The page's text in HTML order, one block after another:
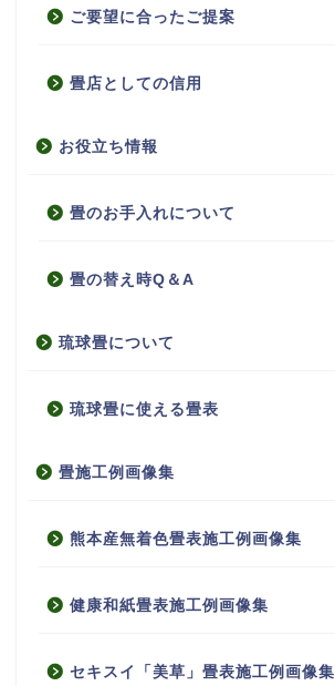
ご要望に合ったご提案
畳店としての信用
お役立ち情報
畳のお手入れについて
畳の替え時Q＆A
琉球畳について
琉球畳に使える畳表
畳施工例画像集
熊本産無着色畳表施工例画像集
健康和紙畳表施工例画像集
セキスイ「美草」畳表施工例画像集